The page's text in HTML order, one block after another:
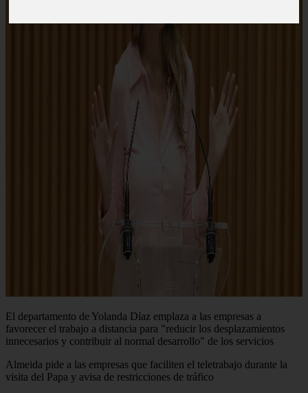
El departamento de Yolanda Díaz emplaza a las empresas a
favorecer el trabajo a distancia para "reducir los desplazamientos
innecesarios y contribuir al normal desarrollo" de los servicios
Almeida pide a las empresas que faciliten el teletrabajo durante la
visita del Papa y avisa de restricciones de tráfico